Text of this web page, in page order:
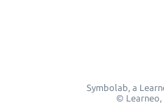
Symbolab, a
© Learneo,